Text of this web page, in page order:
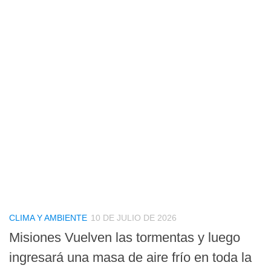
CLIMA Y AMBIENTE 10 DE JULIO DE 2026
Misiones Vuelven las tormentas y luego
ingresará una masa de aire frío en toda la